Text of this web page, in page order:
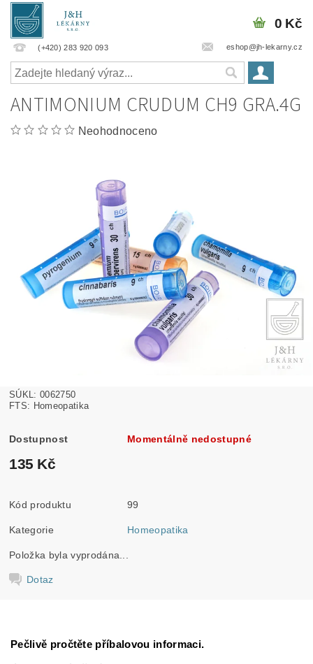
(+420) 283 920 093 eshop@jh-lekarny.cz
0 Kč
ANTIMONIUM CRUDUM CH9 GRA.4G
Neohodnoceno
SÚKL: 0062750
FTS: Homeopatika
Dostupnost Momentálně nedostupné
135 Kč
Kód produktu 99
Kategorie Homeopatika
Položka byla vyprodána...
Dotaz
Pečlivě pročtěte příbalovou informaci.